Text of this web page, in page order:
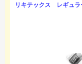
リキテックス レギュラ